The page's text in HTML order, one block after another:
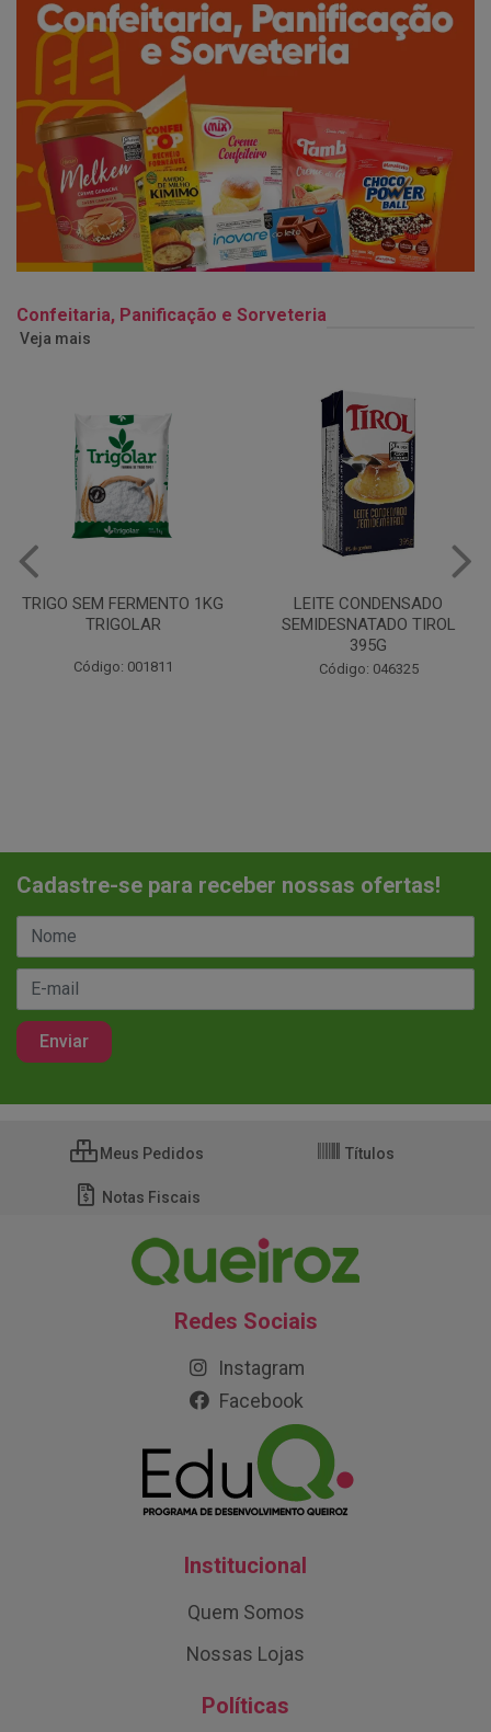
Confeitaria, Panificação e Sorveteria
Veja mais
LEITE CONDENSADO
SEMIDESNATADO TIROL
Código: 046325
CHANTILINHO EM PO
MIX
Código: 037442
Cadastre-se para receber nossas ofertas!
Meus Pedidos Títulos
Notas Fiscais
Redes Sociais
Instagram
Facebook
Institucional
Quem Somos
Nossas Lojas
Políticas